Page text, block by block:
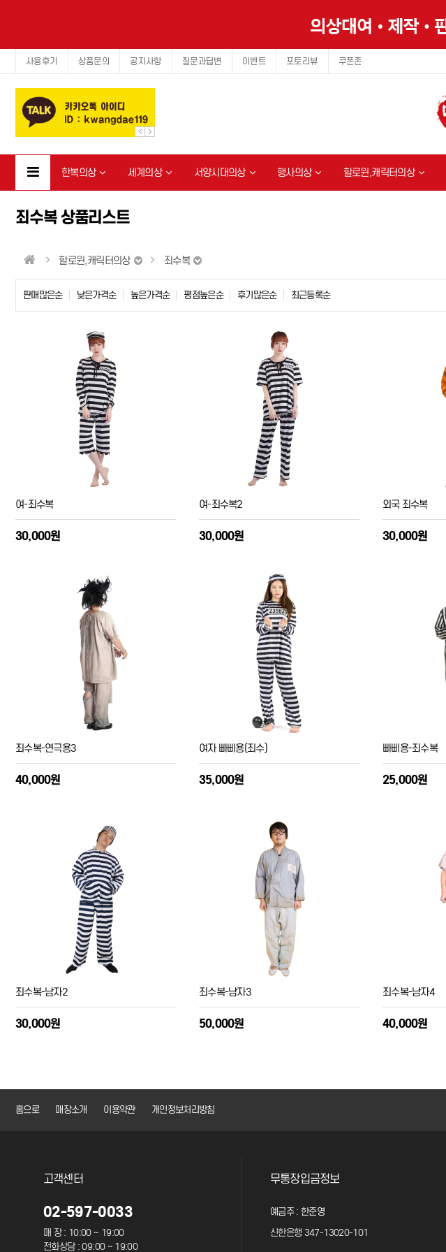
사용후기 상품문의 공지사항 질문과답변 이벤트 포토리뷰 쿠폰존
한복의상 세계의상 서양시대의상 행사의상 할로윈,캐릭터의상
죄수복 상품리스트
할로윈,캐릭터의상 죄수복
판매많은순 낮은가격순 높은가격순 평점높은순 후기많은순 최근등록순
여-죄수복
30,000원
여-죄수복2
30,000원
외국 죄수복
30,000원
죄수복-연극용3
40,000원
여자 빠삐용(죄수)
35,000원
빠삐용-죄수복
25,000원
죄수복-남자2
30,000원
죄수복-남자3
50,000원
죄수복-남자4
40,000원
홈으로 매장소개 이용약관 개인정보처리방침
고객센터
02-597-0033
매 장 : 10:00 ~ 19:00
전화상담 : 09:00 ~ 19:00
무통장입금정보
예금주 : 한준영
신한은행 347-13020-101